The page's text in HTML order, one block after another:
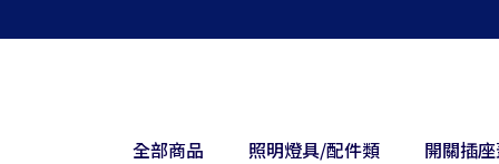
全部商品 照明燈具/配件類
開關插